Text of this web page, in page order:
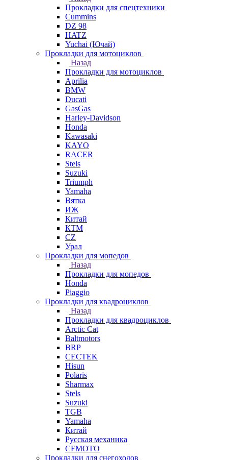
Прокладки для спецтехники
Cummins
DZ 98
HATZ
Yuchai (Ючай)
Прокладки для мотоциклов
Назад
Прокладки для мотоциклов
Aprilia
BMW
Ducati
GasGas
Harley-Davidson
Honda
Kawasaki
KAYO
RACER
Stels
Suzuki
Triumph
Yamaha
Вятка
ИЖ
Китай
КТМ
СZ
Урал
Прокладки для мопедов
Назад
Прокладки для мопедов
Honda
Piaggio
Прокладки для квадроциклов
Назад
Прокладки для квадроциклов
Arctic Cat
Baltmotors
BRP
CECTEK
Hisun
Polaris
Sharmax
Stels
Suzuki
TGB
Yamaha
Китай
Русская механика
СFMOTO
Прокладки для снегоходов